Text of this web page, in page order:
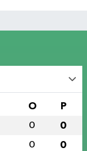
O P
0 0
0 0